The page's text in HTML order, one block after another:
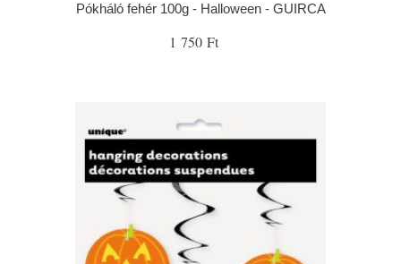
Pókháló fehér 100g - Halloween - GUIRCA
1 750 Ft